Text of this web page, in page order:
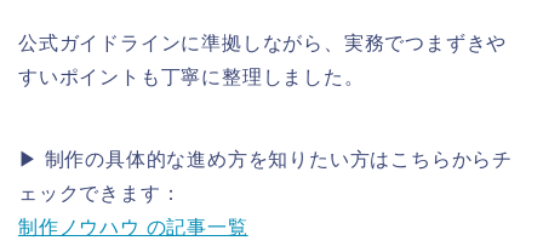
公式ガイドラインに準拠しながら、実務でつまずきや
すいポイントも丁寧に整理しました。
▶ 制作の具体的な進め方を知りたい方はこちらからチ
ェックできます：
制作ノウハウ の記事一覧